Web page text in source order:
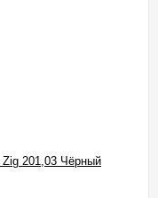
Zig 201,03 Чёрный